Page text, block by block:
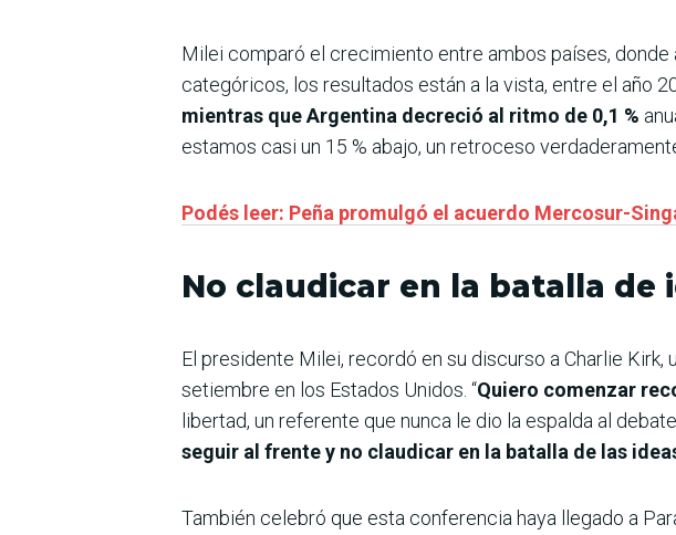
Milei comparó el crecimiento entre ambos países, donde
categóricos, los resultados están a la vista, entre el año
mientras que Argentina decreció al ritmo de 0,1 %
estamos casi un 15 % abajo, un retroceso
Podés leer: Peña promulgó el acuerdo Mercosur-
No claudicar en la batalla de
El presidente Milei, recordó en su discurso a Charlie
setiembre en los Estados Unidos. “Quiero comenzar
libertad, un referente que nunca le dio la espalda al
seguir al frente y no claudicar en la batalla de las
También celebró que esta conferencia haya llegado a